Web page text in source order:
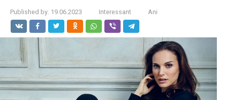
Published by: 19.06.2023 Interessant Ani